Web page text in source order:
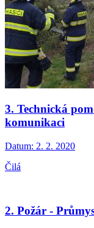
3. Technická
komunikaci
Datum: 2. 2. 2020
Čilá
2. Požár -